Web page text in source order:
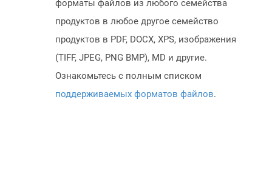
форматы файлов из любого семейства
продуктов в любое другое семейство
продуктов в PDF, DOCX, XPS, изображения
(TIFF, JPEG, PNG BMP), MD и другие.
Ознакомьтесь с полным списком
поддерживаемых форматов файлов.